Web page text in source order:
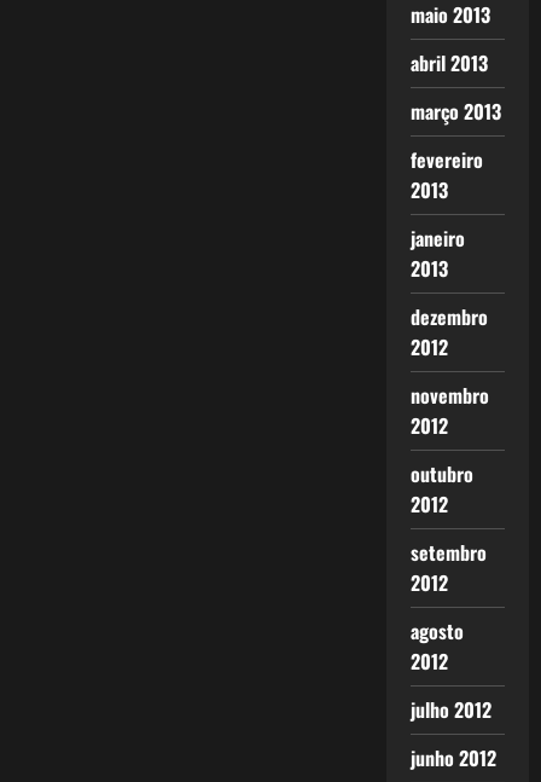
maio 2013
abril 2013
março 2013
fevereiro
2013
janeiro
2013
dezembro
2012
novembro
2012
outubro
2012
setembro
2012
agosto
2012
julho 2012
junho 2012